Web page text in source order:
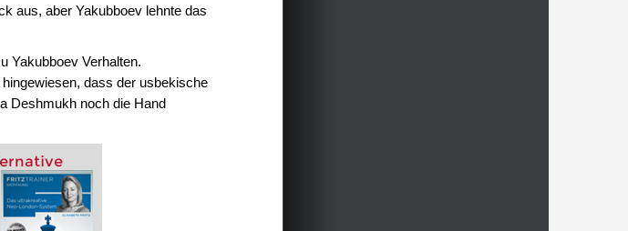
aus, aber Yakubboev lehnte das
Yakubboev Verhalten.
dass der usbekische
Deshmukh noch die Hand